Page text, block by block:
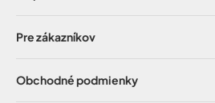
Pre zákazníkov
Obchodné podmienky